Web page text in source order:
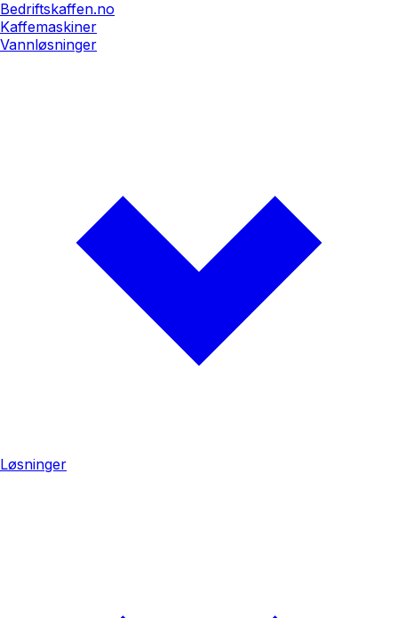
Bedriftskaffen.no
Kaffemaskiner
Vannløsninger
Løsninger